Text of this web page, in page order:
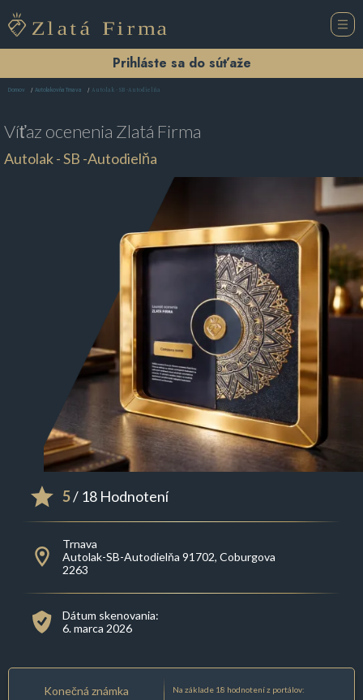
Prihláste sa do súťaže
Domov Autolakovňa Trnava Autolak - SB -Autodielňa
Víťaz ocenenia Zlatá Firma
Autolak - SB -Autodielňa
5/ 18 Hodnotení
Trnava
Autolak-SB-Autodielňa 91702, Coburgova
2263
Dátum skenovania:
6. marca 2026
Konečná známka Na základe 18 hodnotení z portálov: